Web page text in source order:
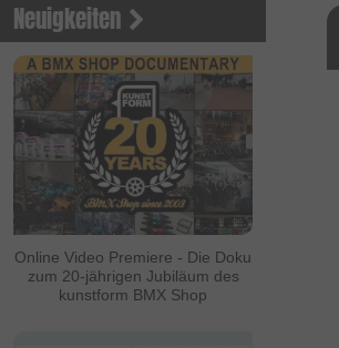
Neuigkeiten
Online Video Premiere - Die Doku
zum 20-jährigen Jubiläum des
kunstform BMX Shop